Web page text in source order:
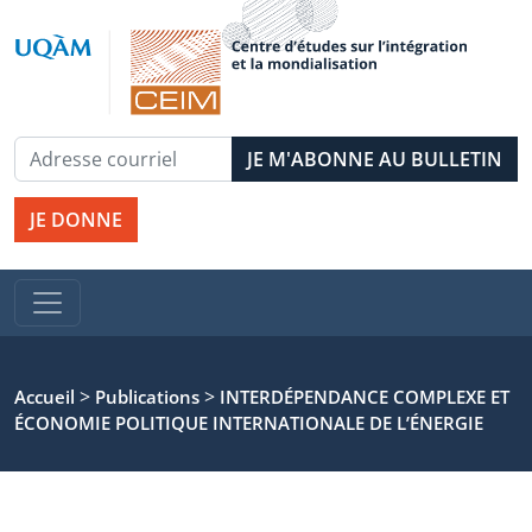
JE DONNE
Accueil > Publications > INTERDÉPENDANCE COMPLEXE ET
ÉCONOMIE POLITIQUE INTERNATIONALE DE L’ÉNERGIE